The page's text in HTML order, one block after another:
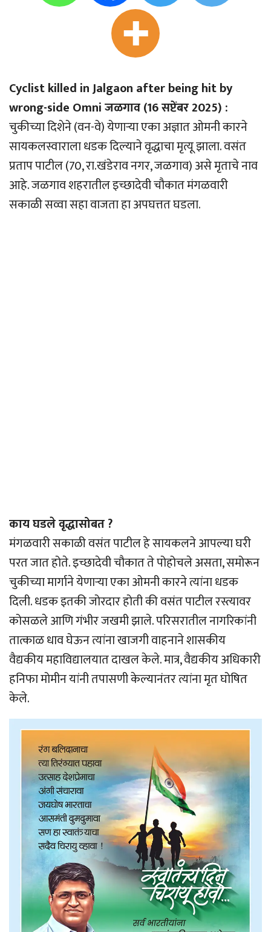
Cyclist killed in Jalgaon after being hit by
wrong-side Omni जळगाव (16 सप्टेंबर 2025) :
चुकीच्या दिशेने (वन-वे) येणार्‍या एका अज्ञात ओमनी कारने
सायकलस्वाराला धडक दिल्याने वृद्धाचा मृत्यू झाला. वसंत
प्रताप पाटील (70, रा.खंडेराव नगर, जळगाव) असे मृताचे नाव
आहे. जळगाव शहरातील इच्छादेवी चौकात मंगळवारी
सकाळी सव्वा सहा वाजता हा अपघत्तत घडला.
काय घडले वृद्धासोबत ?
मंगळवारी सकाळी वसंत पाटील हे सायकलने आपल्या घरी
परत जात होते. इच्छादेवी चौकात ते पोहोचले असता, समोरून
चुकीच्या मार्गाने येणार्‍या एका ओमनी कारने त्यांना धडक
दिली. धडक इतकी जोरदार होती की वसंत पाटील रस्त्यावर
कोसळले आणि गंभीर जखमी झाले. परिसरातील नागरिकांनी
तात्काळ धाव घेऊन त्यांना खाजगी वाहनाने शासकीय
वैद्यकीय महाविद्यालयात दाखल केले. मात्र, वैद्यकीय अधिकारी
हनिफा मोमीन यांनी तपासणी केल्यानंतर त्यांना मृत घोषित
केले.